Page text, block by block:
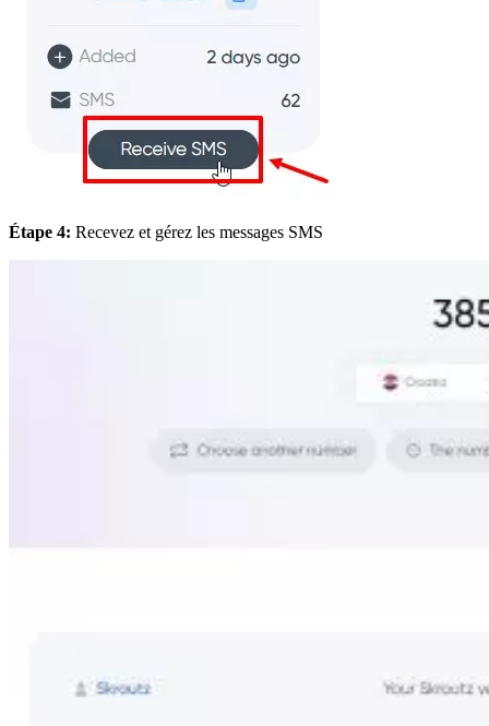
Étape 4: Recevez et gérez les messages SMS